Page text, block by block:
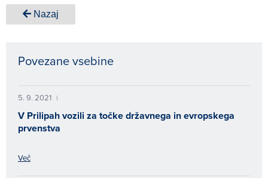
Nazaj
Povezane vsebine
5. 9. 2021 |
V Prilipah vozili za točke državnega in evropskega
prvenstva
Več